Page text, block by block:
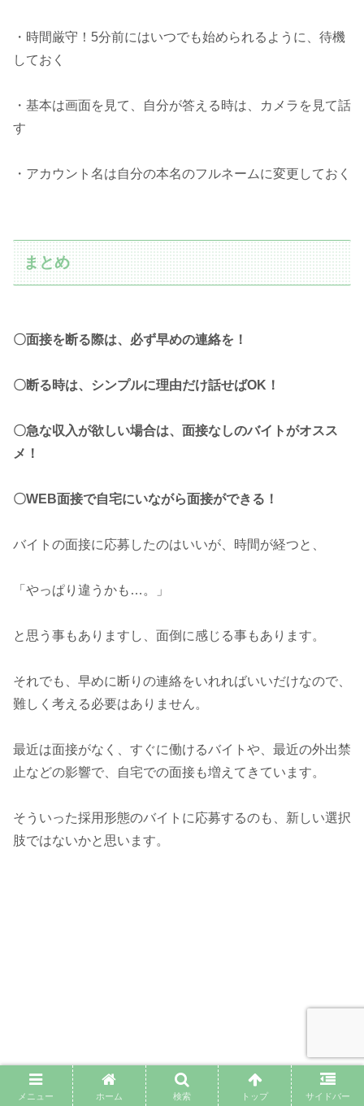
・時間厳守！5分前にはいつでも始められるように、待機
しておく
・基本は画面を見て、自分が答える時は、カメラを見て話
す
・アカウント名は自分の本名のフルネームに変更しておく
まとめ
〇面接を断る際は、必ず早めの連絡を！
〇断る時は、シンプルに理由だけ話せばOK！
〇急な収入が欲しい場合は、面接なしのバイトがオスス
メ！
〇WEB面接で自宅にいながら面接ができる！
バイトの面接に応募したのはいいが、時間が経つと、
「やっぱり違うかも…。」
と思う事もありますし、面倒に感じる事もあります。
それでも、早めに断りの連絡をいれればいいだけなので、
難しく考える必要はありません。
最近は面接がなく、すぐに働けるバイトや、最近の外出禁
止などの影響で、自宅での面接も増えてきています。
そういった採用形態のバイトに応募するのも、新しい選択
肢ではないかと思います。
メニュー ホーム 検索 トップ サイドバー